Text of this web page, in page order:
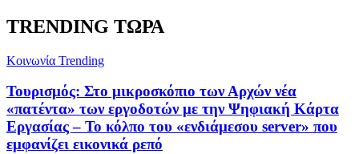
TRENDING ΤΩΡΑ
Κοινωνία Trending
Τουρισμός: Στο μικροσκόπιο των Αρχών νέα
«πατέντα» των εργοδοτών με την Ψηφιακή Κάρτα
Εργασίας – Το κόλπο του «ενδιάμεσου server» που
εμφανίζει εικονικά ρεπό